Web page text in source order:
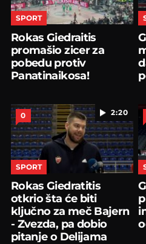
SPORT
Rokas Giedraitis
promašio zicer za
pobedu protiv
Panatinaikosa!
2:20
0
SPORT
Rokas Giedratitis
otkrio šta će biti
ključno za meč Bajern
- Zvezda, pa dobio
pitanje o Delijama